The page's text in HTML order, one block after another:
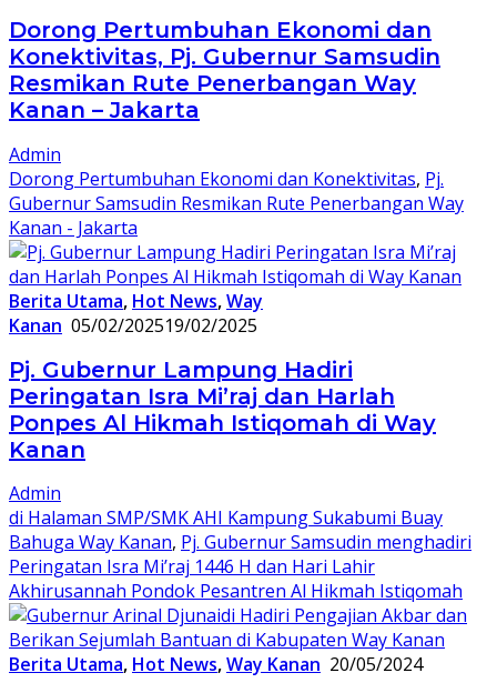
Dorong Pertumbuhan Ekonomi dan
Konektivitas, Pj. Gubernur Samsudin
Resmikan Rute Penerbangan Way
Kanan – Jakarta
Admin
Dorong Pertumbuhan Ekonomi dan Konektivitas, Pj.
Gubernur Samsudin Resmikan Rute Penerbangan Way
Kanan - Jakarta
Berita Utama, Hot News,Way
Kanan 05/02/202519/02/2025
Pj. Gubernur Lampung Hadiri
Peringatan Isra Mi’raj dan Harlah
Ponpes Al Hikmah Istiqomah di Way
Kanan
Admin
di Halaman SMP/SMK AHI Kampung Sukabumi Buay
Bahuga Way Kanan, Pj. Gubernur Samsudin menghadiri
Peringatan Isra Mi’raj 1446 H dan Hari Lahir
Akhirusannah Pondok Pesantren Al Hikmah Istiqomah
Berita Utama, Hot News,Way Kanan 20/05/2024